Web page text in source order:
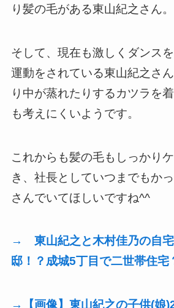
り髪の毛がある東山紀之さん。
そして、現在も激しくダンス
運動をされている東山紀之さ
り中が蒸れたりするカツラを
も考えにくいようです。
これからも髪の毛もしっかり
き、社長としていつまでもか
さんでいてほしいですね^^
→ 東山紀之と木村佳乃の自
邸！？成城5丁目で二世帯住宅
→【画像】東山紀之の子供(娘